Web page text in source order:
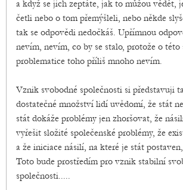
a když se jich zeptáte, jak to můžou vědět,
četli nebo o tom přemýšleli, nebo někde
tak se odpovědi nedočkáš. Upřímnou
nevím, nevím, co by se stalo, protože o této
problematice toho příliš mnoho nevím.
Vznik svobodné společnosti si představuji
dostatečné množství lidí uvědomí, že stát
stát dokáže problémy jen zhoršovat, že
vyřešit složité společenské problémy, že
a že iniciace násilí, na které je stát
Toto bude prostředím pro vznik stabilní
společnosti.....